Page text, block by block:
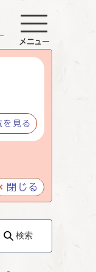
を見る
閉じる
メニュー
検索